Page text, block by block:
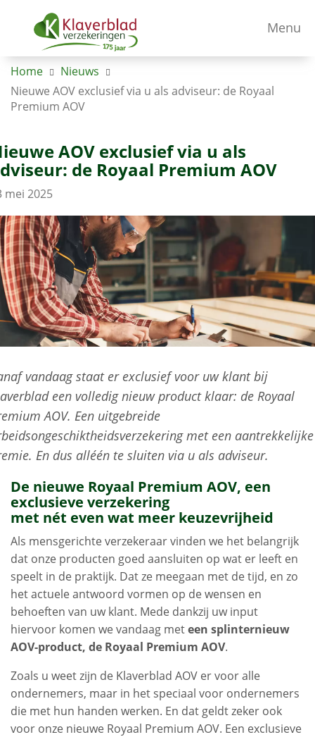
Menu
Home
Nieuws
Nieuwe AOV exclusief via u als adviseur: de Royaal
Premium AOV
AOV exclusief via u als
de Royaal Premium AOV
mei 2025
vandaag staat er exclusief voor uw klant bij
een volledig nieuw product klaar: de Royaal
AOV. Een uitgebreide
met een aantrekkelijke
En dus alléén te sluiten via u als adviseur.
De nieuwe Royaal Premium AOV, een
exclusieve verzekering
met nét even wat meer keuzevrijheid
Als mensgerichte verzekeraar vinden we het belangrijk
dat onze producten goed aansluiten op wat er leeft en
speelt in de praktijk. Dat ze meegaan met de tijd, en zo
het actuele antwoord vormen op de wensen en
behoeften van uw klant. Mede dankzij uw input
hiervoor komen we vandaag meteen splinternieuw
AOV-product, de Royaal Premium AOV.
Zoals u weet zijn de Klaverblad AOV er voor alle
ondernemers, maar in het speciaal voor ondernemers
die met hun handen werken. En dat geldt zeker ook
voor onze nieuwe Royaal Premium AOV. Een exclusieve